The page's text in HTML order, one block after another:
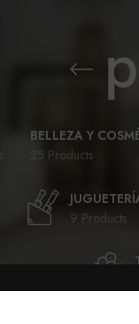
BELLEZA Y
25 Products
9 Products